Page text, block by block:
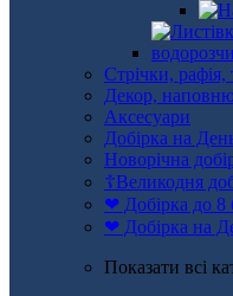
Стрічки,
Декор,
Аксесуари
Добірка на
Новорічна
☦Великодня
❤ Добірка до 8
❤ Добірка на
Показати всі